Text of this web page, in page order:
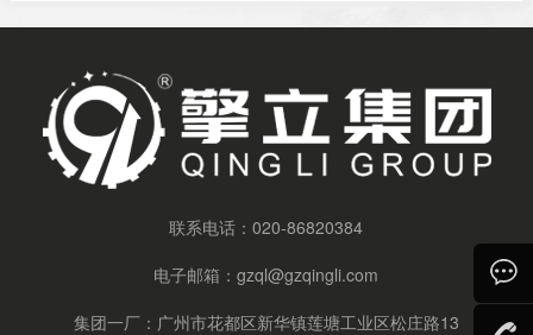
联系电话：020-86820384
电子邮箱：gzql@gzqingli.com
集团一厂：广州市花都区新华镇莲塘工业区松庄路13